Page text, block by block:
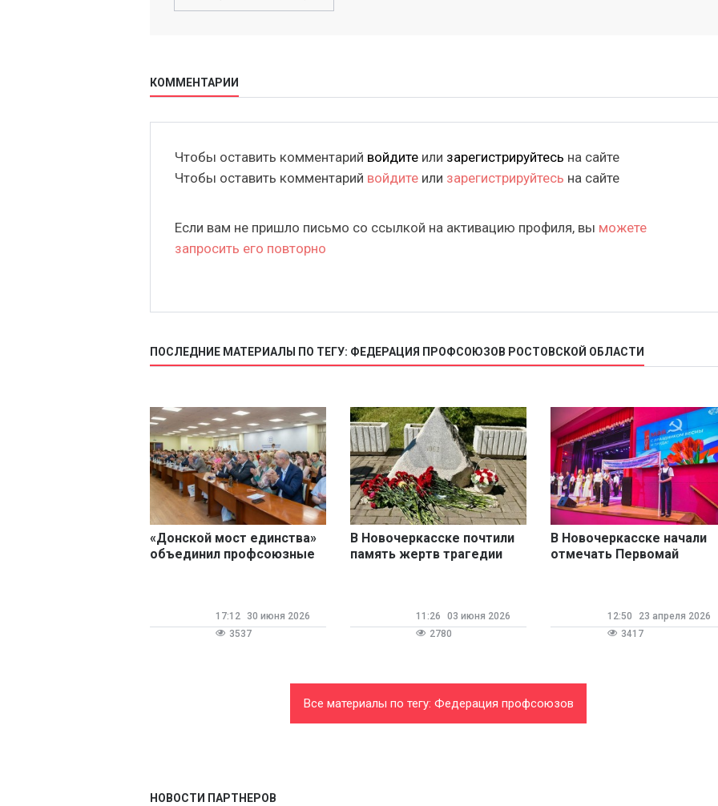
КОММЕНТАРИИ
Чтобы оставить комментарий войдите или зарегистрируйтесь на сайте
Чтобы оставить комментарий войдите или зарегистрируйтесь на сайте
Если вам не пришло письмо со ссылкой на активацию профиля, вы можете
запросить его повторно
ПОСЛЕДНИЕ МАТЕРИАЛЫ ПО ТЕГУ: ФЕДЕРАЦИЯ ПРОФСОЮЗОВ РОСТОВСКОЙ ОБЛАСТИ
«Донской мост единства»
объединил профсоюзные
17:12
30 июня 2026
3537
В Новочеркасске почтили
память жертв трагедии
11:26
03 июня 2026
2780
В Новочеркасске начали
отмечать Первомай
12:50
23 апреля 2026
3417
Все материалы по тегу: Федерация профсоюзов
НОВОСТИ ПАРТНЕРОВ